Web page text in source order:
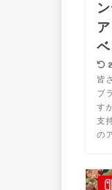
ベ
皆
ブ
す
支
の